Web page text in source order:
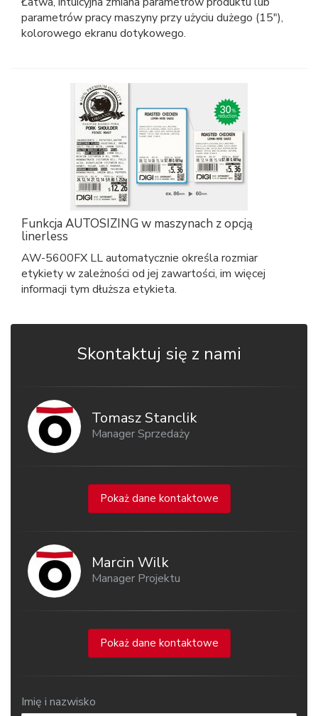
parametrów pracy maszyny przy użyciu dużego (15"),
kolorowego ekranu dotykowego.
Funkcja AUTOSIZING w maszynach z opcją
linerless
AW-5600FX LL automatycznie określa rozmiar
etykiety w zależności od jej zawartości, im więcej
informacji tym dłuższa etykieta.
Skontaktuj się z nami
Tomasz Stanclik
Manager Sprzedaży
Pokaż dane kontaktowe
Marcin Wilk
Manager Projektu
Pokaż dane kontaktowe
Imię i nazwisko